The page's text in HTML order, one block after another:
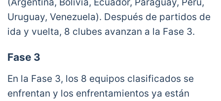
(Argentina, Bolivia, Ecuador, Paraguay, Perú,
Uruguay, Venezuela). Después de partidos de
ida y vuelta, 8 clubes avanzan a la Fase 3.
Fase 3
En la Fase 3, los 8 equipos clasificados se
enfrentan y los enfrentamientos ya están